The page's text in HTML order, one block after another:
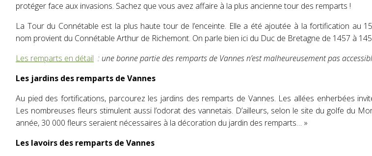
protéger face aux invasions. Sachez que vous avez affaire à la plus ancienne tour des remparts !
La Tour du Connétable est la plus haute tour de l’enceinte. Elle a été ajoutée à la fortification au
nom provient du Connétable Arthur de Richemont. On parle bien ici du Duc de Bretagne de 1457 à
Les remparts en détail : une bonne partie des remparts de Vannes n’est malheureusement pas
Les jardins des remparts de Vannes
Au pied des fortifications, parcourez les jardins des remparts de Vannes. Les allées enherbées
Les nombreuses fleurs stimulent aussi l’odorat des vannetais. D’ailleurs, selon le site du golfe du
année, 30 000 fleurs seraient nécessaires à la décoration du jardin des remparts… »
Les lavoirs des remparts de Vannes